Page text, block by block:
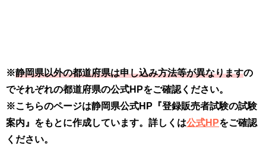
※静岡県以外の都道府県は申し込み方法等が異なりますの
でそれぞれの都道府県の公式HPをご確認ください。
※こちらのページは静岡県公式HP『登録販売者試験の試験
案内』をもとに作成しています。 詳しくは公式HPをご確認
ください。